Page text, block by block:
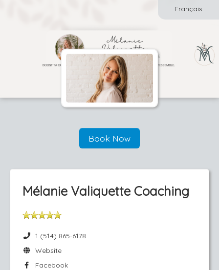
Français
Book Now
Mélanie Valiquette Coaching
1 (514) 865-6178
Website
Facebook